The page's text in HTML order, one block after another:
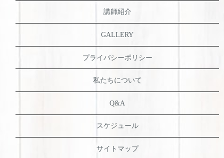
講師紹介
GALLERY
プライバシーポリシー
私たちについて
Q&A
スケジュール
サイトマップ